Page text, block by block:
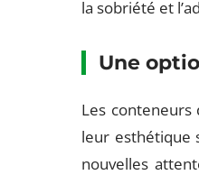
la sobriété et
Une
Les conteneurs
leur esthétique
nouvelles